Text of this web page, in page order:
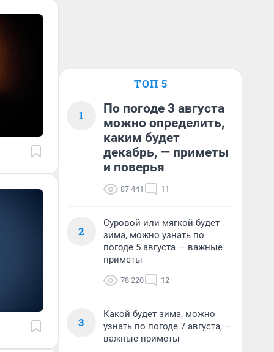
ТОП 5
1
По погоде 3 августа
можно определить,
каким будет
декабрь, — приметы
и поверья
87 441 11
2
Суровой или мягкой будет
зима, можно узнать по
погоде 5 августа — важные
приметы
78 220 12
3
Какой будет зима, можно
узнать по погоде 7 августа, —
важные приметы